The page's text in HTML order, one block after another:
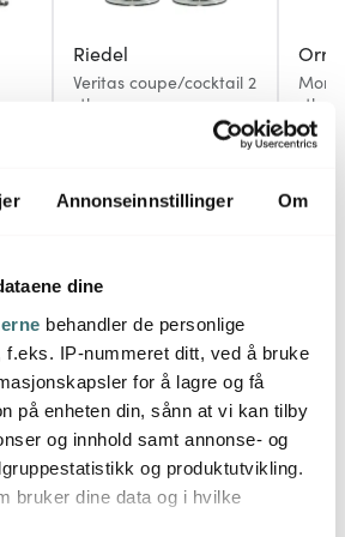
Annonseinnstillinger Om
dine
behandler de personlige
f.eks. IP-nummeret ditt, ved å bruke
for å lagre og få
på enheten din, sånn at vi kan tilby
og innhold samt annonse- og
og produktutvikling.
bruker dine data og i hvilke
Riedel
Veritas coupe/cocktail 2
stk
More
stk
301
drinkoppskrifter